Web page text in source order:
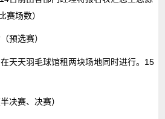
赛场数）
预选赛）
天天羽毛球馆租两块场地同时进行。15
决赛、决赛）